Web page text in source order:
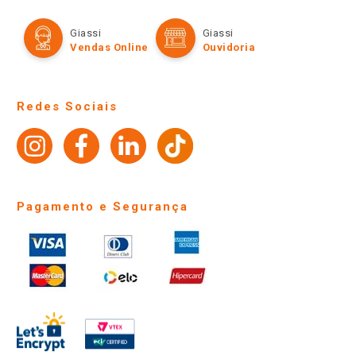
Televendas
Amigo Giassi
Perguntas frequentes
Identidade Visual
Formas de Pagamento
Políticas de entrega
Giassi
Vendas Online
Giassi
Ouvidoria
Redes Sociais
Pagamento e Segurança